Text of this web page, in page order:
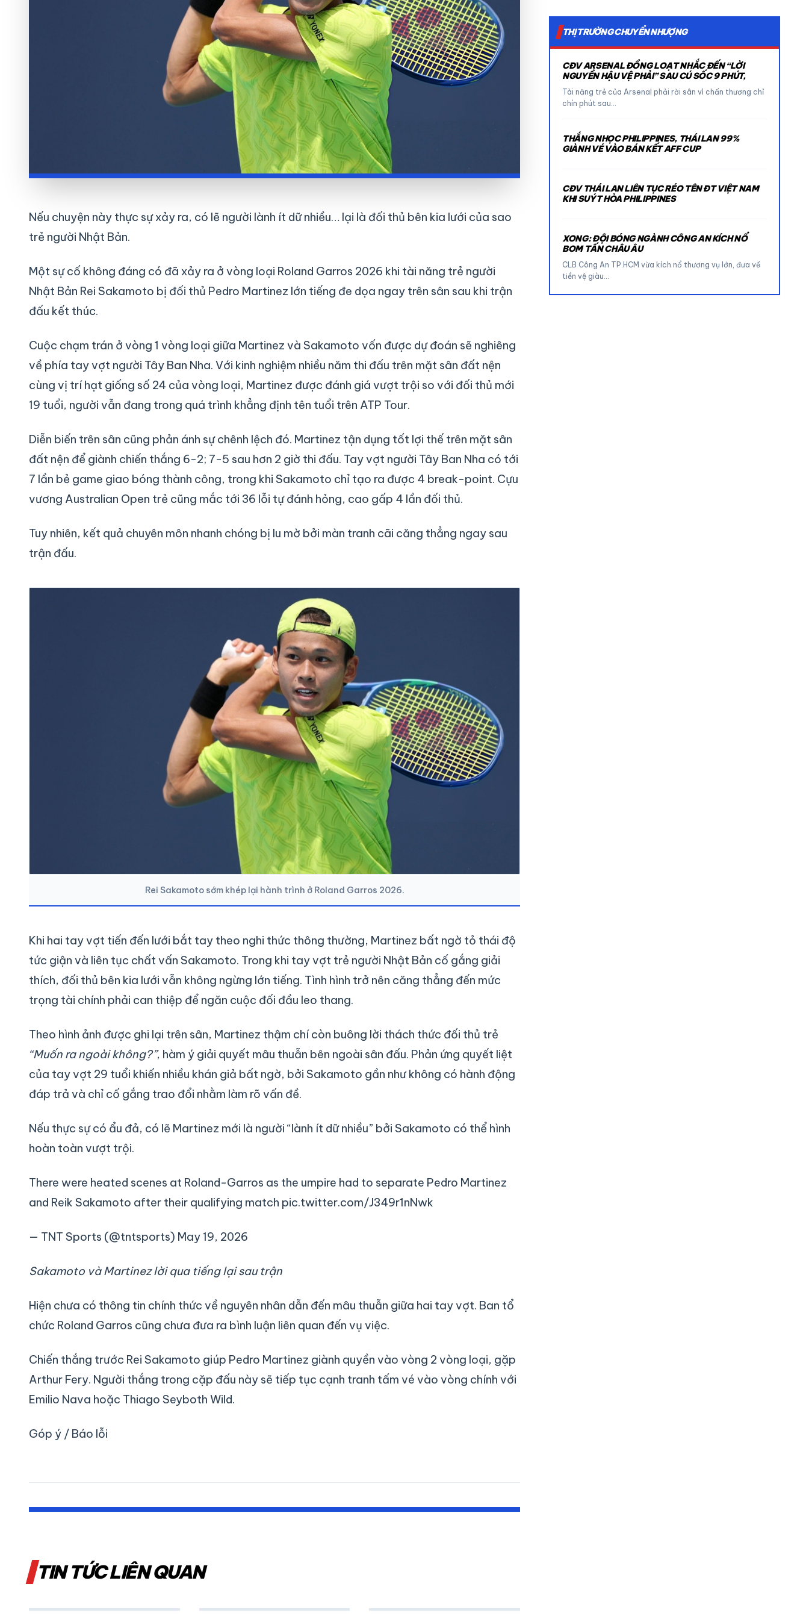
Nếu chuyện này thực sự xảy ra, có lẽ người lành ít dữ nhiều… lại là đối thủ bên kia lưới của sao
trẻ người Nhật Bản.
Một sự cố không đáng có đã xảy ra ở vòng loại Roland Garros 2026 khi tài năng trẻ người
Nhật Bản Rei Sakamoto bị đối thủ Pedro Martinez lớn tiếng đe dọa ngay trên sân sau khi trận
đấu kết thúc.
Cuộc chạm trán ở vòng 1 vòng loại giữa Martinez và Sakamoto vốn được dự đoán sẽ nghiêng
về phía tay vợt người Tây Ban Nha. Với kinh nghiệm nhiều năm thi đấu trên mặt sân đất nện
cùng vị trí hạt giống số 24 của vòng loại, Martinez được đánh giá vượt trội so với đối thủ mới
19 tuổi, người vẫn đang trong quá trình khẳng định tên tuổi trên ATP Tour.
Diễn biến trên sân cũng phản ánh sự chênh lệch đó. Martinez tận dụng tốt lợi thế trên mặt sân
đất nện để giành chiến thắng 6-2; 7-5 sau hơn 2 giờ thi đấu. Tay vợt người Tây Ban Nha có tới
7 lần bẻ game giao bóng thành công, trong khi Sakamoto chỉ tạo ra được 4 break-point. Cựu
vương Australian Open trẻ cũng mắc tới 36 lỗi tự đánh hỏng, cao gấp 4 lần đối thủ.
Tuy nhiên, kết quả chuyên môn nhanh chóng bị lu mờ bởi màn tranh cãi căng thẳng ngay sau
trận đấu.
Rei Sakamoto sớm khép lại hành trình ở Roland Garros 2026.
Khi hai tay vợt tiến đến lưới bắt tay theo nghi thức thông thường, Martinez bất ngờ tỏ thái độ
tức giận và liên tục chất vấn Sakamoto. Trong khi tay vợt trẻ người Nhật Bản cố gắng giải
thích, đối thủ bên kia lưới vẫn không ngừng lớn tiếng. Tình hình trở nên căng thẳng đến mức
trọng tài chính phải can thiệp để ngăn cuộc đối đầu leo thang.
Theo hình ảnh được ghi lại trên sân, Martinez thậm chí còn buông lời thách thức đối thủ trẻ
“Muốn ra ngoài không?”, hàm ý giải quyết mâu thuẫn bên ngoài sân đấu. Phản ứng quyết liệt
của tay vợt 29 tuổi khiến nhiều khán giả bất ngờ, bởi Sakamoto gần như không có hành động
đáp trả và chỉ cố gắng trao đổi nhằm làm rõ vấn đề.
Nếu thực sự có ẩu đả, có lẽ Martinez mới là người “lành ít dữ nhiều” bởi Sakamoto có thể hình
hoàn toàn vượt trội.
There were heated scenes at Roland-Garros as the umpire had to separate Pedro Martinez
and Reik Sakamoto after their qualifying match pic.twitter.com/J349r1nNwk
— TNT Sports (@tntsports) May 19, 2026
Sakamoto và Martinez lời qua tiếng lại sau trận
Hiện chưa có thông tin chính thức về nguyên nhân dẫn đến mâu thuẫn giữa hai tay vợt. Ban tổ
chức Roland Garros cũng chưa đưa ra bình luận liên quan đến vụ việc.
Chiến thắng trước Rei Sakamoto giúp Pedro Martinez giành quyền vào vòng 2 vòng loại, gặp
Arthur Fery. Người thắng trong cặp đấu này sẽ tiếp tục cạnh tranh tấm vé vào vòng chính với
Emilio Nava hoặc Thiago Seyboth Wild.
Góp ý / Báo lỗi
TIN TỨC LIÊN QUAN
THỊ TRƯỜNG CHUYỂN NHƯỢNG
CĐV ARSENAL ĐỒNG LOẠT NHẮC ĐẾN “LỜI
NGUYỀN HẬU VỆ PHẢI” SAU CÚ SỐC 9 PHÚT,
Tài năng trẻ của Arsenal phải rời sân vì chấn thương chỉ
chín phút sau…
THẮNG NHỌC PHILIPPINES, THÁI LAN 99%
GIÀNH VÉ VÀO BÁN KẾT AFF CUP
CĐV THÁI LAN LIÊN TỤC RÉO TÊN ĐT VIỆT NAM
KHI SUÝT HÒA PHILIPPINES
XONG: ĐỘI BÓNG NGÀNH CÔNG AN KÍCH NỔ
BOM TẤN CHÂU ÂU
CLB Công An TP.HCM vừa kích nổ thương vụ lớn, đưa về
tiền vệ giàu…